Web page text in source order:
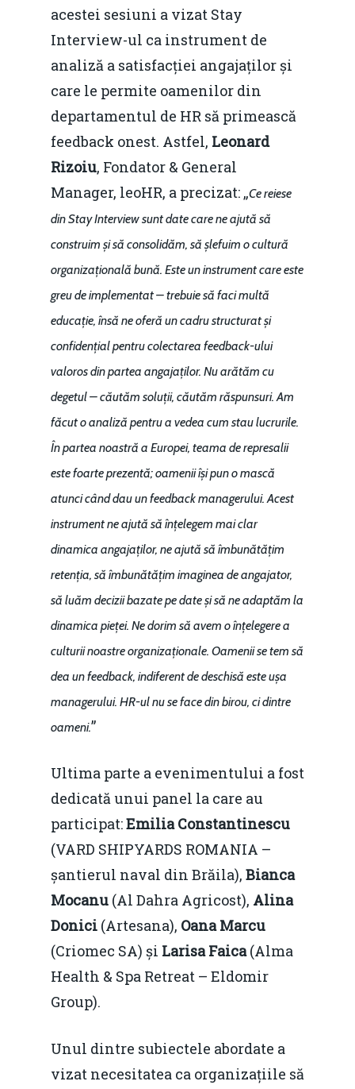
acestei sesiuni a vizat Stay
Interview-ul ca instrument de
analiză a satisfacției angajaților și
care le permite oamenilor din
departamentul de HR să primească
feedback onest. Astfel, Leonard
Rizoiu, Fondator & General
Manager, leoHR, a precizat: „Ce reiese
din Stay Interview sunt date care ne ajută să
construim și să consolidăm, să șlefuim o cultură
organizațională bună. Este un instrument care este
greu de implementat – trebuie să faci multă
educație, însă ne oferă un cadru structurat și
confidențial pentru colectarea feedback-ului
valoros din partea angajaților. Nu arătăm cu
degetul – căutăm soluții, căutăm răspunsuri. Am
făcut o analiză pentru a vedea cum stau lucrurile.
În partea noastră a Europei, teama de represalii
este foarte prezentă; oamenii își pun o mască
atunci când dau un feedback managerului. Acest
instrument ne ajută să înțelegem mai clar
dinamica angajaților, ne ajută să îmbunătățim
retenția, să îmbunătățim imaginea de angajator,
să luăm decizii bazate pe date și să ne adaptăm la
dinamica pieței. Ne dorim să avem o înțelegere a
culturii noastre organizaționale. Oamenii se tem să
dea un feedback, indiferent de deschisă este ușa
managerului. HR-ul nu se face din birou, ci dintre
oameni.”
Ultima parte a evenimentului a fost
dedicată unui panel la care au
participat:Emilia Constantinescu
(VARD SHIPYARDS ROMANIA –
șantierul naval din Brăila), Bianca
Mocanu (Al Dahra Agricost), Alina
Donici (Artesana), Oana Marcu
(Criomec SA) și Larisa Faica(Alma
Health & Spa Retreat – Eldomir
Group).
Unul dintre subiectele abordate a
vizat necesitatea ca organizațiile să